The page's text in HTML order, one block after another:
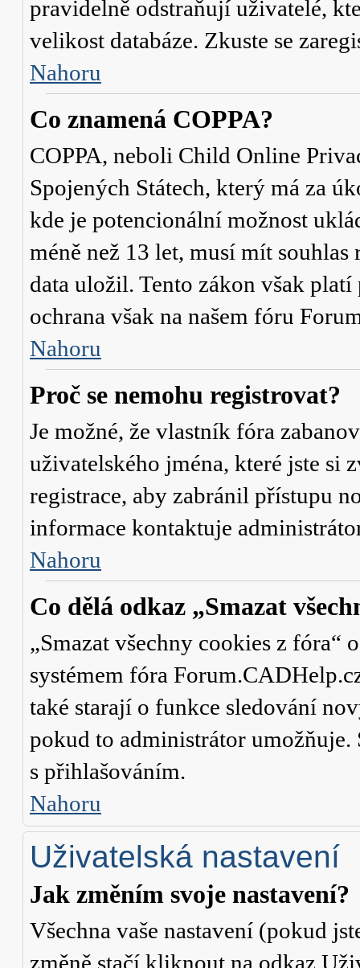
pravidelně odstraňují uživatelé,
velikost databáze. Zkuste se
Nahoru
Co znamená COPPA?
COPPA, neboli Child Online
Spojených Státech, který má za
kde je potencionální možnost
méně než 13 let, musí mít
data uložil. Tento zákon však
ochrana však na našem fóru
Nahoru
Proč se nemohu registrovat?
Je možné, že vlastník fóra
uživatelského jména, které jste
registrace, aby zabránil přístupu
informace kontaktuje
Nahoru
Co dělá odkaz „Smazat
„Smazat všechny cookies z fóra“
systémem fóra
také starají o funkce sledování
pokud to administrátor umožňuje.
s přihlašováním.
Nahoru
Uživatelská nastavení
Jak změním svoje nastavení?
Všechna vaše nastavení (pokud
změně stačí kliknout na odkaz